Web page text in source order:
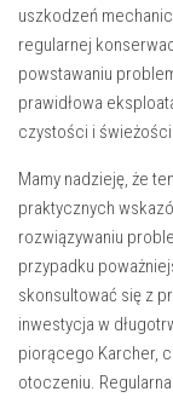
uszkodzeń
regularnej
powstawaniu
prawidłowa
czystości i
Mamy nadzieję, że
praktycznych
rozwiązywaniu
przypadku
skonsultować się z
inwestycja w
piorącego Karcher,
otoczeniu.